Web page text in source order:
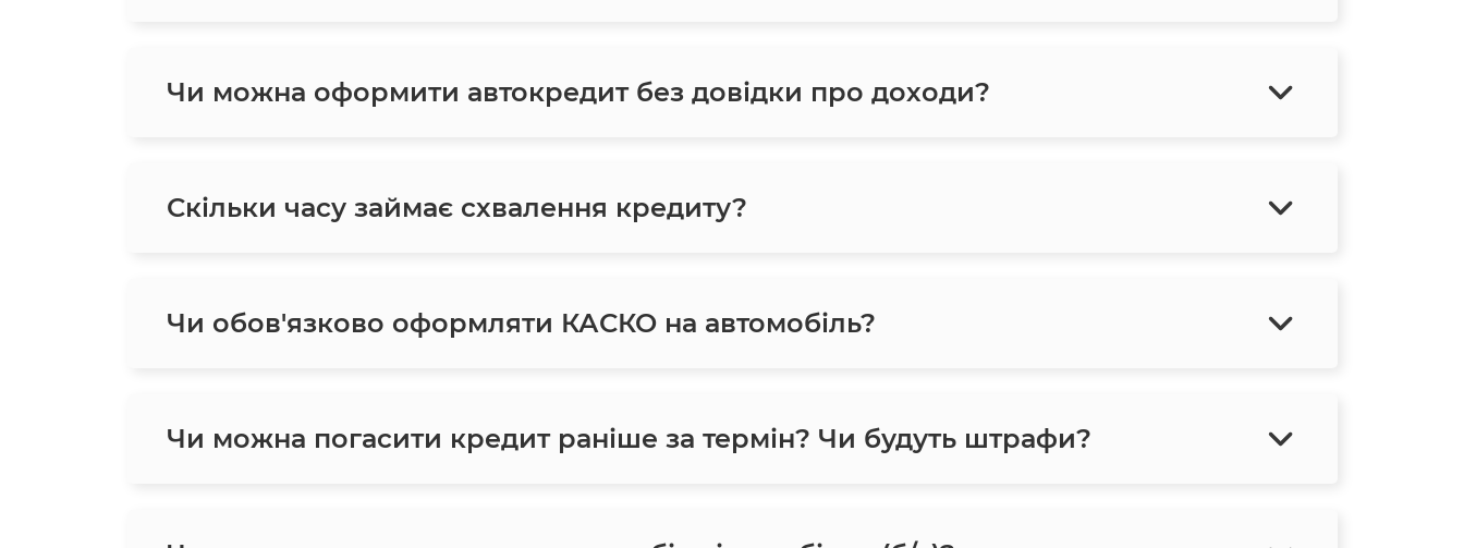
Чи можна оформити автокредит без довідки про доходи?
Скільки часу займає схвалення кредиту?
Чи обов'язково оформляти КАСКО на автомобіль?
Чи можна погасити кредит раніше за термін? Чи будуть штрафи?